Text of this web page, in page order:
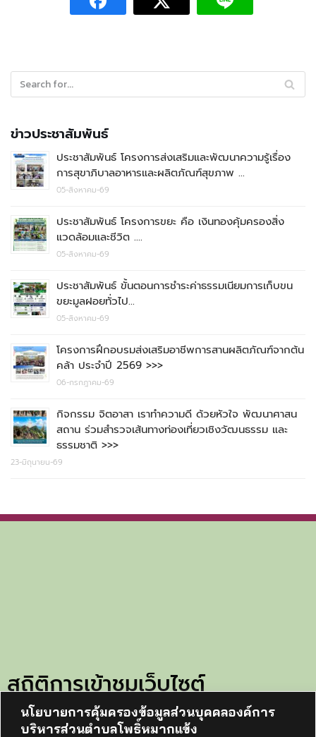
นโยบายการคุ้มครองข้อมูลส่วนบุคคลองค์การ
บริหารส่วนตำบลโพธิ์หมากแข้ง
ข่าวประชาสัมพันธ์
ประชาสัมพันธ์ โครงการส่งเสริมและพัฒนาความรู้เรื่อง
การสุขาภิบาลอาหารและผลิตภัณฑ์สุขภาพ …
05-สิงหาคม-69
ประชาสัมพันธ์ โครงการขยะ คือ เงินทองคุ้มครองสิ่ง
แวดล้อมและชีวิต ….
05-สิงหาคม-69
ประชาสัมพันธ์ ขั้นตอนการชำระค่าธรรมเนียมการเก็บขน
ขยะมูลฝอยทั่วไป…
05-สิงหาคม-69
โครงการฝึกอบรมส่งเสริมอาชีพการสานผลิตภัณฑ์จากต้น
คล้า ประจำปี 2569 >>>
06-กรกฎาคม-69
กิจกรรม จิตอาสา เราทำความดี ด้วยหัวใจ พัฒนาศาสน
สถาน ร่วมสำรวจเส้นทางท่องเที่ยวเชิงวัฒนธรรม และ
ธรรมชาติ >>>
23-มิถุนายน-69
สถิติการเข้าชมเว็บไซต์
ทั้งหมด: